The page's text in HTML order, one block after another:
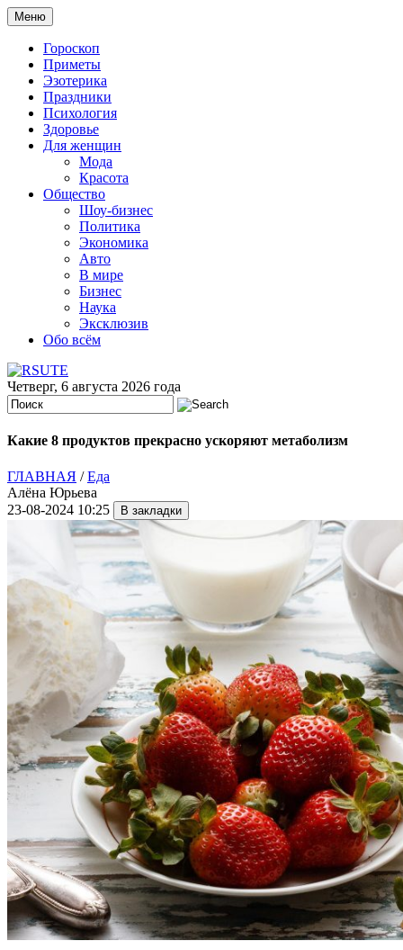
Меню
Гороскоп
Приметы
Эзотерика
Праздники
Психология
Здоровье
Для женщин
Мода
Красота
Общество
Шоу-бизнес
Политика
Экономика
Авто
В мире
Бизнес
Наука
Эксклюзив
Обо всём
Четверг, 6 августа 2026 года
Какие 8 продуктов прекрасно ускоряют метаболизм
ГЛАВНАЯ /Еда
Алёна Юрьева
23-08-2024 10:25